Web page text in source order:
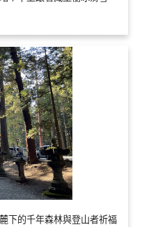
下的千年森林與登山者祈福